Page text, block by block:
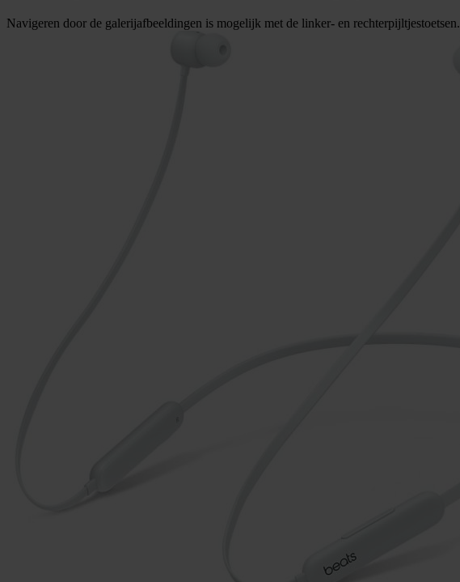
Navigeren door de galerijafbeeldingen is mogelijk met de linker- en rechterpijltjestoetsen.